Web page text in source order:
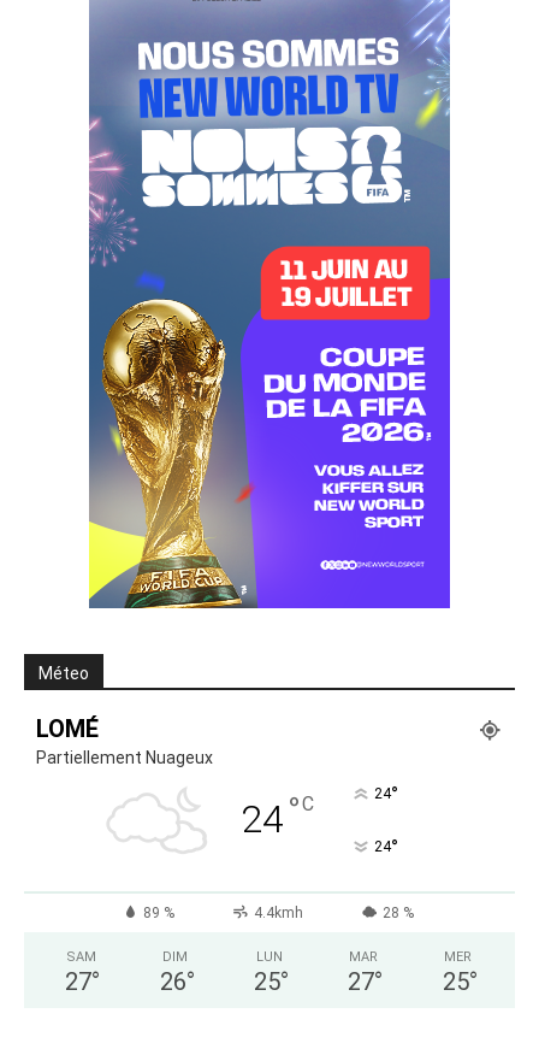
Méteo
LOMÉ
Partiellement Nuageux
24°C 24°
24°
89 % 4.4kmh 28 %
SAM
27°
DIM
26°
LUN
25°
MAR
27°
MER
25°